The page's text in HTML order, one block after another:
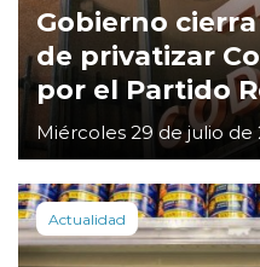
Gobierno
de privatizar
por el Partido
Miércoles 29 de julio de
Actualidad